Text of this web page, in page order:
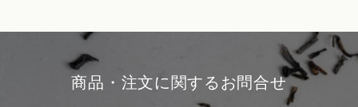
商品・注文に関するお問合せ